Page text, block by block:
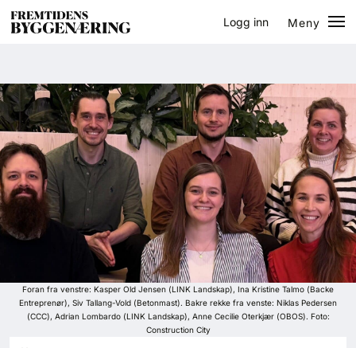
Logg inn
Meny
Eventer
Prosjekter
Bygg-guiden
Logg inn
Bygg
Foran fra venstre: Kasper Old Jensen (LINK Landskap), Ina Kristine Talmo (Backe
Entreprenør), Siv Tallang-Vold (Betonmast). Bakre rekke fra venste: Niklas Pedersen
(CCC), Adrian Lombardo (LINK Landskap), Anne Cecilie Oterkjær (OBOS). Foto:
Construction City